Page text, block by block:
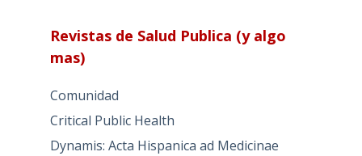
Revistas de Salud Publica (y algo
mas)
Comunidad
Critical Public Health
Dynamis: Acta Hispanica ad Medicinae